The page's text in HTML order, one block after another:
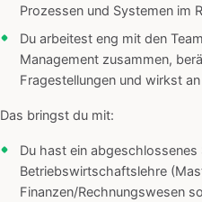
Prozessen und Systemen im
Du arbeitest eng mit den
Management zusammen,
Fragestellungen und wirkst
Das bringst du mit:
Du hast ein abgeschlossenes
Betriebswirtschaftslehre
Finanzen/Rechnungswesen